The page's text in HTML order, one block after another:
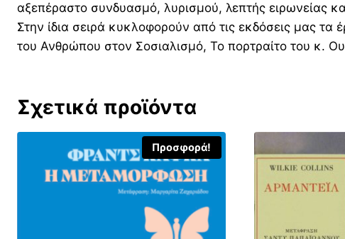
αξεπέραστο συνδυασμό, λυρισμού, λεπτής ειρωνείας
Στην ίδια σειρά κυκλοφορούν από τις εκδόσεις μας
του Ανθρώπου στον Σοσιαλισμό, Το πορτραίτο του κ.
Σχετικά προϊόντα
Προσφορά!